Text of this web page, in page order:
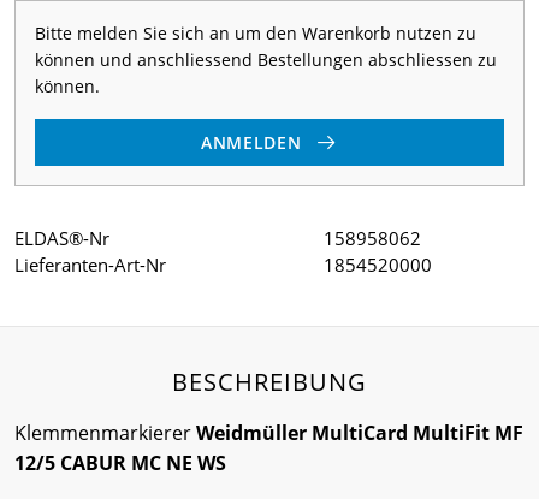
Bitte melden Sie sich an um den Warenkorb nutzen zu
können und anschliessend Bestellungen abschliessen zu
können.
ANMELDEN
ELDAS®-Nr
158958062
Lieferanten-Art-Nr
1854520000
BESCHREIBUNG
KlemmenmarkiererWeidmüller MultiCard MultiFit MF
12/5 CABUR MC NE WS